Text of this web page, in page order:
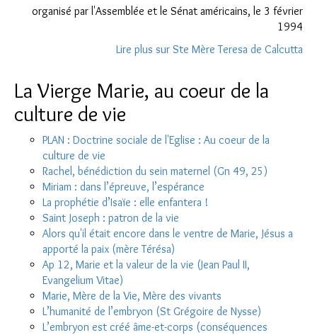
organisé par l'Assemblée et le Sénat américains, le 3 février
1994
Lire plus sur Ste Mère Teresa de Calcutta
La Vierge Marie, au coeur de la
culture de vie
PLAN : Doctrine sociale de l'Eglise : Au coeur de la
culture de vie
Rachel, bénédiction du sein maternel (Gn 49, 25)
Miriam : dans l’épreuve, l’espérance
La prophétie d’Isaïe : elle enfantera !
Saint Joseph : patron de la vie
Alors qu'il était encore dans le ventre de Marie, Jésus a
apporté la paix (mère Térésa)
Ap 12, Marie et la valeur de la vie (Jean Paul II,
Evangelium Vitae)
Marie, Mère de la Vie, Mère des vivants
L’humanité de l’embryon (St Grégoire de Nysse)
L’embryon est créé âme-et-corps (conséquences